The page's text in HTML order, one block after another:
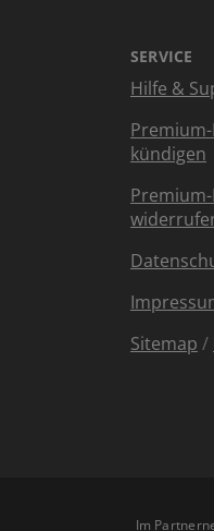
SERVICE
Hilfe &
kündigen
Sitemap /
Im